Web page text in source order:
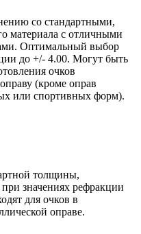
со стандартными,
материала с отличными
Оптимальный выбор
до +/- 4.00. Могут быть
очков
(кроме оправ
или спортивных форм).
толщины,
значениях рефракции
для очков в
оправе.